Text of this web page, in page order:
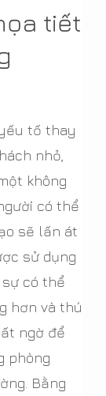
tiết
tố thay
nhỏ,
không
có thể
sẽ lấn át
sử dụng
có thể
hơn và thú
ngờ để
phòng
Bằng